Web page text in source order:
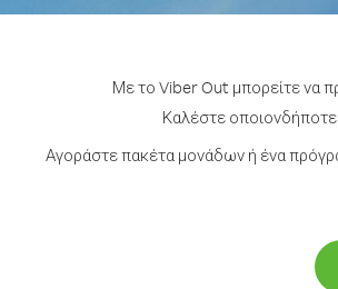
Με το Viber Out μπορείτε να
Καλέστε
Αγοράστε πακέτα μονάδων ή ένα